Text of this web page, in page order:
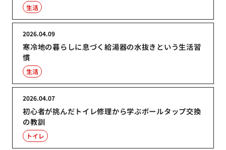
生活
寒冷地の暮らしに息づく給湯器の水抜きという生活習
慣
2026.04.09
生活
初心者が挑んだトイレ修理から学ぶボールタップ交換
の教訓
2026.04.07
トイレ